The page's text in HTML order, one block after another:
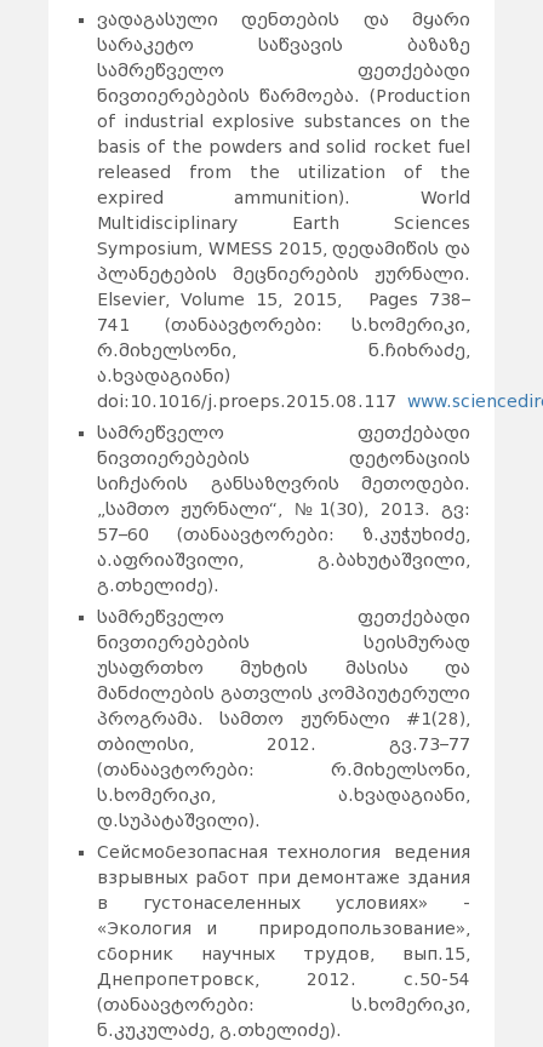
ვადაგასული დენთების და მყარი
სარაკეტო საწვავის ბაზაზე
სამრეწველო ფეთქებადი
ნივთიერებების წარმოება. (Production
of industrial explosive substances on the
basis of the powders and solid rocket fuel
released from the utilization of the
expired ammunition). World
Multidisciplinary Earth Sciences
Symposium, WMESS 2015, დედამიწის და
პლანეტების მეცნიერების ჟურნალი.
Elsevier, Volume 15, 2015, Pages 738–
741 (თანაავტორები: ს.ხომერიკი,
რ.მიხელსონი, ნ.ჩიხრაძე,
ა.ხვადაგიანი)
doi:10.1016/j.proeps.2015.08.117
სამრეწველო ფეთქებადი
ნივთიერებების დეტონაციის
სიჩქარის განსაზღვრის მეთოდები.
„სამთო ჟურნალი“, №1(30), 2013. გვ:
57–60 (თანაავტორები: ზ.კუჭუხიძე,
ა.აფრიაშვილი, გ.ბახუტაშვილი,
გ.თხელიძე).
სამრეწველო ფეთქებადი
ნივთიერებების სეისმურად
უსაფრთხო მუხტის მასისა და
მანძილების გათვლის კომპიუტერული
პროგრამა. სამთო ჟურნალი #1(28),
თბილისი, 2012. გვ.73–77
(თანაავტორები: რ.მიხელსონი,
ს.ხომერიკი, ა.ხვადაგიანი,
დ.სუპატაშვილი).
Сейсмобезопасная технология ведения
взрывных работ при демонтаже здания
в густонаселенных условиях» -
«Экология и природопользование»,
сборник научных трудов, вып.15,
Днепропетровск, 2012. с.50-54
(თანაავტორები: ს.ხომერიკი,
ნ.კუკულაძე, გ.თხელიძე).